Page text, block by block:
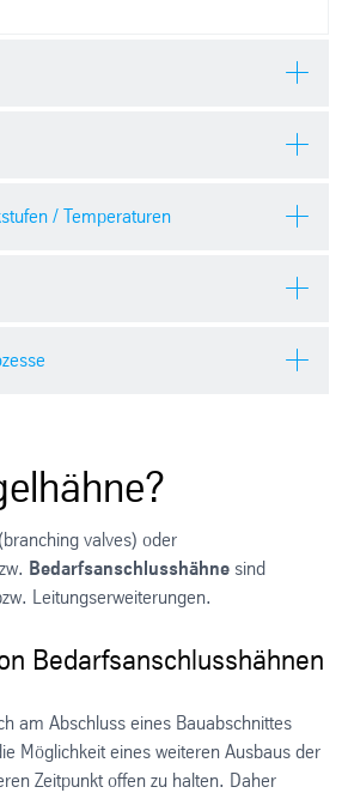
1.0345)/ Temperaturen
/ Heizwasser
(branching valves) oder
Bedarfsanschlusshähne sind
Leitungserweiterungen.
Bedarfsanschlusshähnen
am Abschluss eines Bauabschnittes
Möglichkeit eines weiteren Ausbaus der
Zeitpunkt offen zu halten. Daher